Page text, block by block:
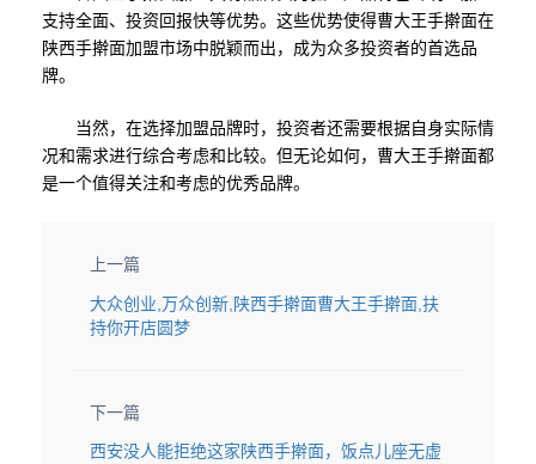
支持全面、投资回报快等优势。这些优势使得曹大王手擀面在
陕西手擀面加盟市场中脱颖而出，成为众多投资者的首选品
牌。
当然，在选择加盟品牌时，投资者还需要根据自身实际情
况和需求进行综合考虑和比较。但无论如何，曹大王手擀面都
是一个值得关注和考虑的优秀品牌。
上一篇
大众创业,万众创新,陕西手擀面曹大王手擀面,扶
持你开店圆梦
下一篇
西安没人能拒绝这家陕西手擀面，饭点儿座无虚